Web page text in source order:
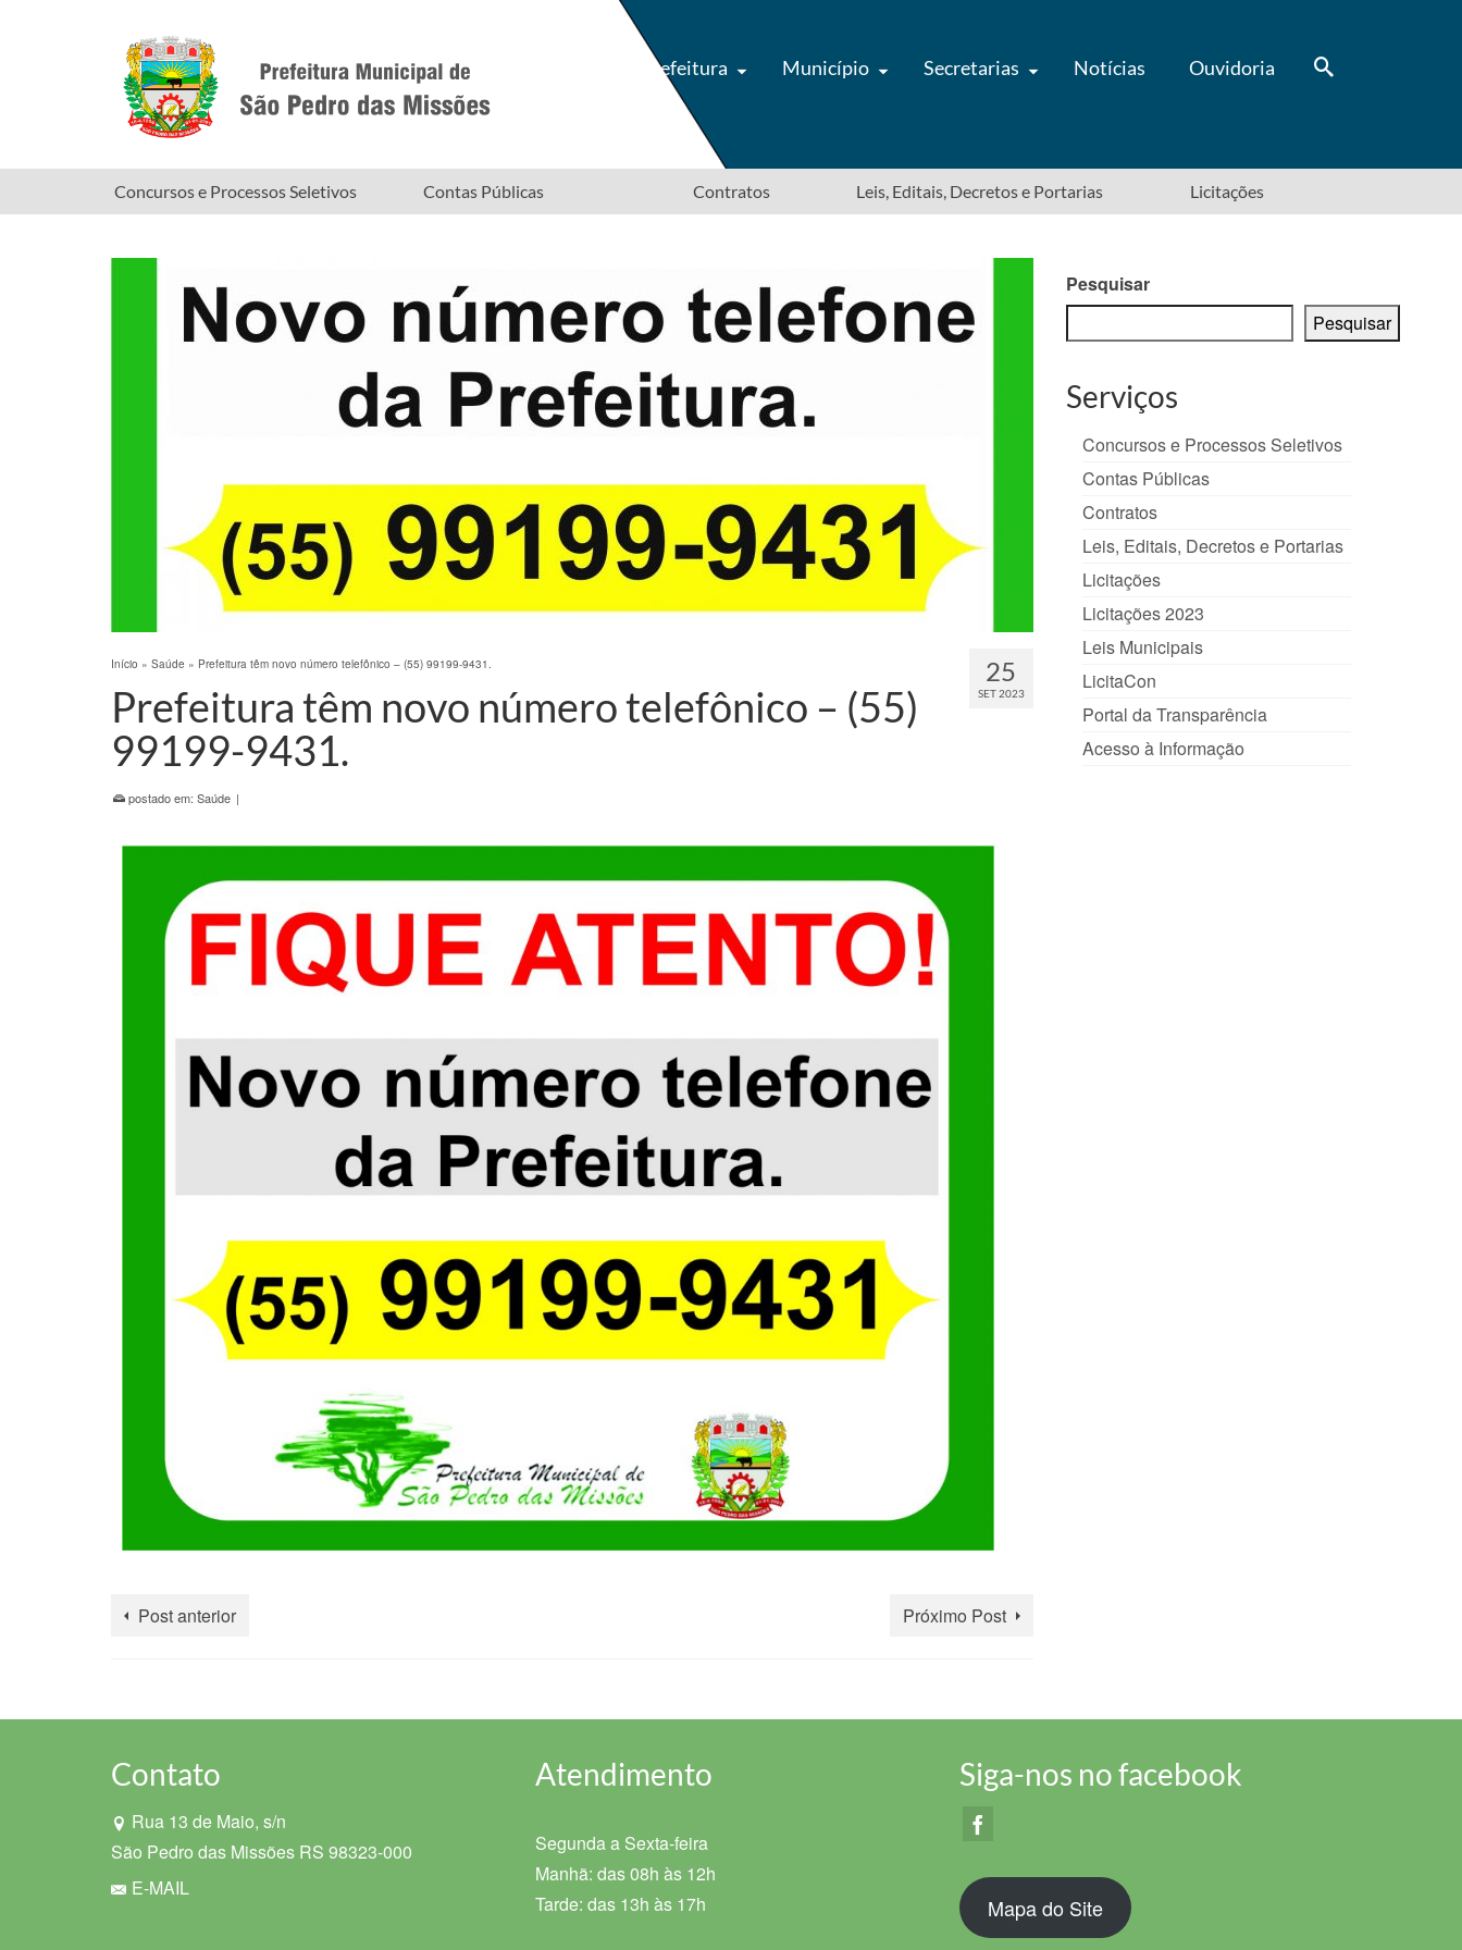
Prefeitura Município Secretarias Notícias Ouvidoria
Concursos e Processos Seletivos Contas Públicas Contratos Leis, Editais, Decretos e Portarias Licitações
25
SET 2023
Início » Saúde » Prefeitura têm novo número telefônico – (55) 99199-9431.
Prefeitura têm novo número telefônico – (55)
99199-9431.
postado em: Saúde |
Post anterior Próximo Post
Pesquisar
Pesquisar
Serviços
Concursos e Processos Seletivos
Contas Públicas
Contratos
Leis, Editais, Decretos e Portarias
Licitações
Licitações 2023
Leis Municipais
LicitaCon
Portal da Transparência
Acesso à Informação
Contato
Rua 13 de Maio, s/n
São Pedro das Missões RS 98323-000
E-MAIL
Atendimento
Segunda a Sexta-feira
Manhã: das 08h às 12h
Tarde: das 13h às 17h
Siga-nos no facebook
Mapa do Site